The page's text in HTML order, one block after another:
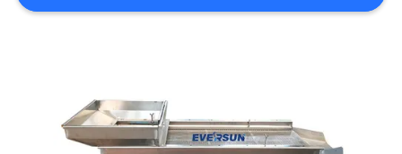
উদ্ধৃতির
সাইটম্যাপ